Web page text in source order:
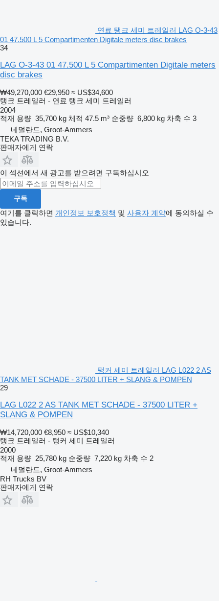
연료 탱크 세미 트레일러 LAG O-3-43
01 47.500 L 5 Compartimenten Digitale meters disc brakes
34
LAG O-3-43 01 47.500 L 5 Compartimenten Digitale meters
disc brakes
₩49,270,000 €29,950 ≈ US$34,600
탱크 트레일러 - 연료 탱크 세미 트레일러
2004
적재 용량 35,700 kg 체적 47.5 m³ 순중량 6,800 kg 차축 수 3
네덜란드, Groot-Ammers
TEKA TRADING B.V.
판매자에게 연락
이 섹션에서 새 광고를 받으려면 구독하십시오
구독
여기를 클릭하면 개인정보 보호정책 및 사용자 계약에 동의하실 수
있습니다.
탱커 세미 트레일러 LAG L022 2 AS
TANK MET SCHADE - 37500 LITER + SLANG & POMPEN
29
LAG L022 2 AS TANK MET SCHADE - 37500 LITER +
SLANG & POMPEN
₩14,720,000 €8,950 ≈ US$10,340
탱크 트레일러 - 탱커 세미 트레일러
2000
적재 용량 25,780 kg 순중량 7,220 kg 차축 수 2
네덜란드, Groot-Ammers
RH Trucks BV
판매자에게 연락